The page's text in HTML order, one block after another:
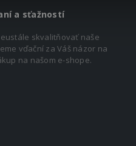
a sťažností
skvalitňovať naše
vďační za Váš názor na
na našom e-shope.